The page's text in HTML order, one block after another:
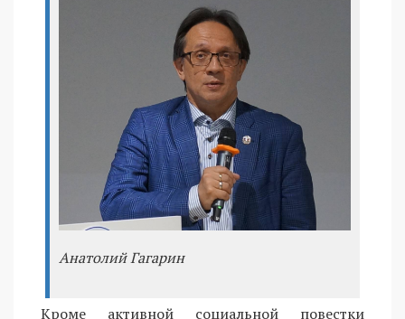
Анатолий Гагарин
Кроме активной социальной повестки